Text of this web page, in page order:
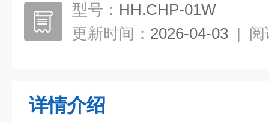
型号： HH.CHP-01W
更新时间： 2026-04-03 | 阅
详情介绍